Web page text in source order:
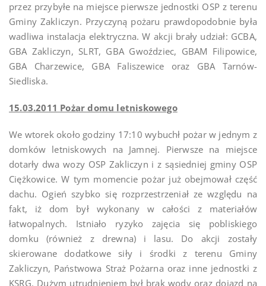
przez przybyłe na miejsce pierwsze jednostki OSP z terenu
Gminy Zakliczyn. Przyczyną pożaru prawdopodobnie była
wadliwa instalacja elektryczna. W akcji brały udział: GCBA,
GBA Zakliczyn, SLRT, GBA Gwoździec, GBAM Filipowice,
GBA Charzewice, GBA Faliszewice oraz GBA Tarnów-
Siedliska.
15.03.2011 Pożar domu letniskowego
We wtorek około godziny 17:10 wybuchł pożar w jednym z
domków letniskowych na Jamnej. Pierwsze na miejsce
dotarły dwa wozy OSP Zakliczyn i z sąsiedniej gminy OSP
Ciężkowice. W tym momencie pożar już obejmował część
dachu. Ogień szybko się rozprzestrzeniał ze względu na
fakt, iż dom był wykonany w całości z materiałów
łatwopalnych. Istniało ryzyko zajęcia się pobliskiego
domku (również z drewna) i lasu. Do akcji zostały
skierowane dodatkowe siły i środki z terenu Gminy
Zakliczyn, Państwowa Straż Pożarna oraz inne jednostki z
KSRG. Dużym utrudnieniem był brak wody oraz dojazd na